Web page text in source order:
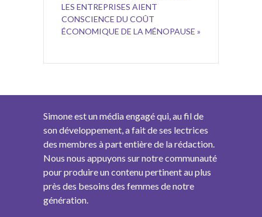
LES ENTREPRISES AIENT
CONSCIENCE DU COÛT
ÉCONOMIQUE DE LA MÉNOPAUSE »
Simone est un média engagé qui, au fil de
son développement, a fait de ses lectrices
des membres à part entière de la rédaction.
Nous nous appuyons sur notre communauté
pour produire un contenu pertinent au plus
près des besoins des femmes de notre
génération.